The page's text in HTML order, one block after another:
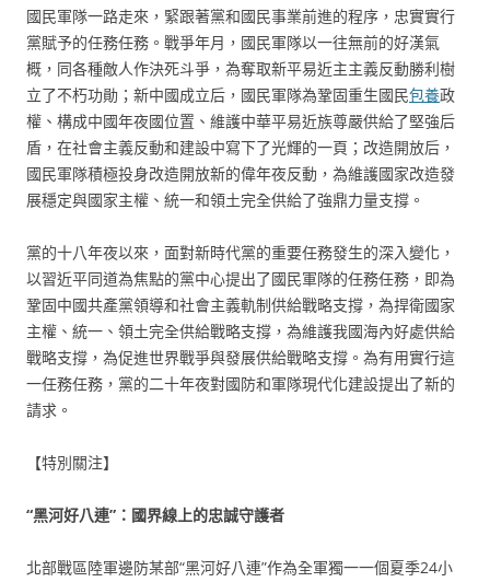
國民軍隊一路走來，緊跟著黨和國民事業前進的程序，忠實實行
黨賦予的任務任務。戰爭年月，國民軍隊以一往無前的好漢氣
概，同各種敵人作決死斗爭，為奪取新平易近主主義反動勝利樹
立了不朽功勛；新中國成立后，國民軍隊為鞏固重生國民包養政
權、構成中國年夜國位置、維護中華平易近族尊嚴供給了堅強后
盾，在社會主義反動和建設中寫下了光輝的一頁；改造開放后，
國民軍隊積極投身改造開放新的偉年夜反動，為維護國家改造發
展穩定與國家主權、統一和領土完全供給了強鼎力量支撐。
黨的十八年夜以來，面對新時代黨的重要任務發生的深入變化，
以習近平同道為焦點的黨中心提出了國民軍隊的任務任務，即為
鞏固中國共產黨領導和社會主義軌制供給戰略支撐，為捍衛國家
主權、統一、領土完全供給戰略支撐，為維護我國海內好處供給
戰略支撐，為促進世界戰爭與發展供給戰略支撐。為有用實行這
一任務任務，黨的二十年夜對國防和軍隊現代化建設提出了新的
請求。
【特別關注】
“黑河好八連”：國界線上的忠誠守護者
北部戰區陸軍邊防某部“黑河好八連”作為全軍獨一一個夏季24小